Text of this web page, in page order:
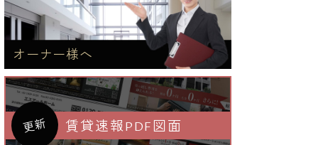
オーナー様へ
更新 賃貸速報PDF図面